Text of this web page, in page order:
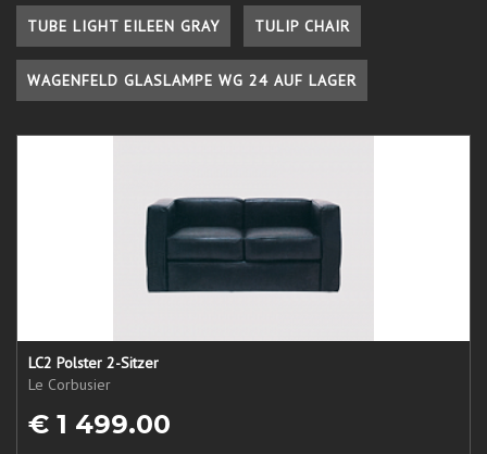
TUBE LIGHT EILEEN GRAY TULIP CHAIR
WAGENFELD GLASLAMPE WG 24 AUF LAGER
LC2 Polster 2-Sitzer
Le Corbusier
€ 1 499.00